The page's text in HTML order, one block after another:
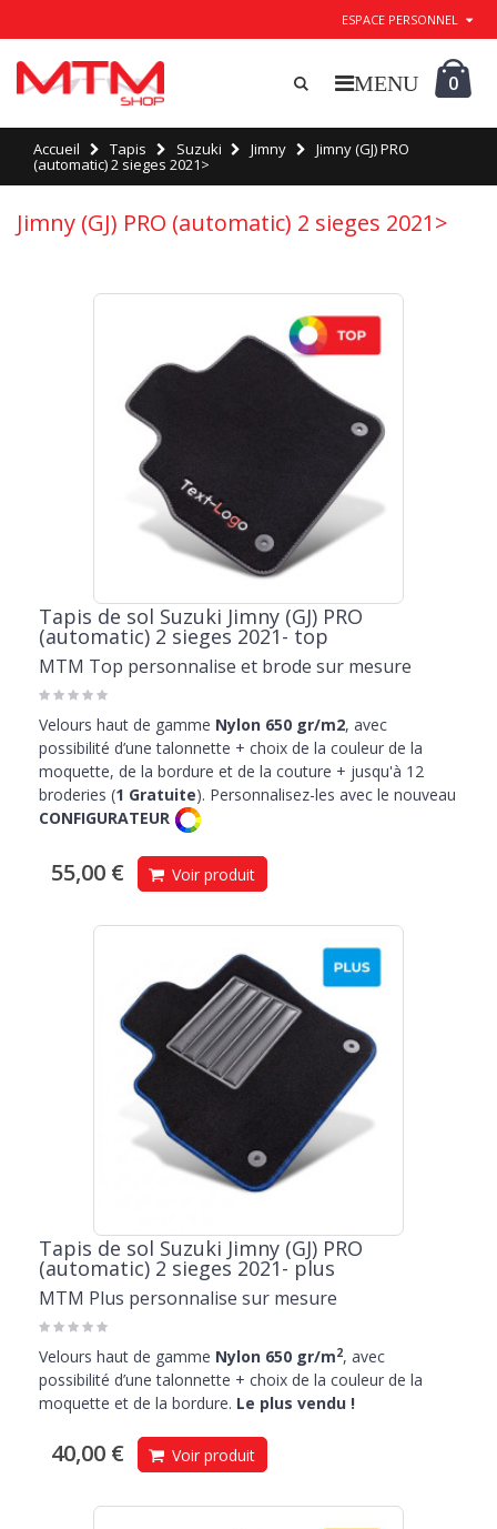
ESPACE PERSONNEL
0
Accueil Tapis Suzuki Jimny Jimny (GJ) PRO
(automatic) 2 sieges 2021>
Jimny (GJ) PRO (automatic) 2 sieges 2021>
Tapis de sol Suzuki Jimny (GJ) PRO
(automatic) 2 sieges 2021- top
MTM Top personnalise et brode sur mesure
Velours haut de gamme Nylon 650 gr/m2, avec
possibilité d’une talonnette + choix de la couleur de la
moquette, de la bordure et de la couture + jusqu'à 12
broderies (1 Gratuite). Personnalisez-les avec le nouveau
CONFIGURATEUR
55,00 € Voir produit
Tapis de sol Suzuki Jimny (GJ) PRO
(automatic) 2 sieges 2021- plus
MTM Plus personnalise sur mesure
Velours haut de gamme Nylon 650 gr/m2, avec
possibilité d’une talonnette + choix de la couleur de la
moquette et de la bordure. Le plus vendu !
40,00 € Voir produit